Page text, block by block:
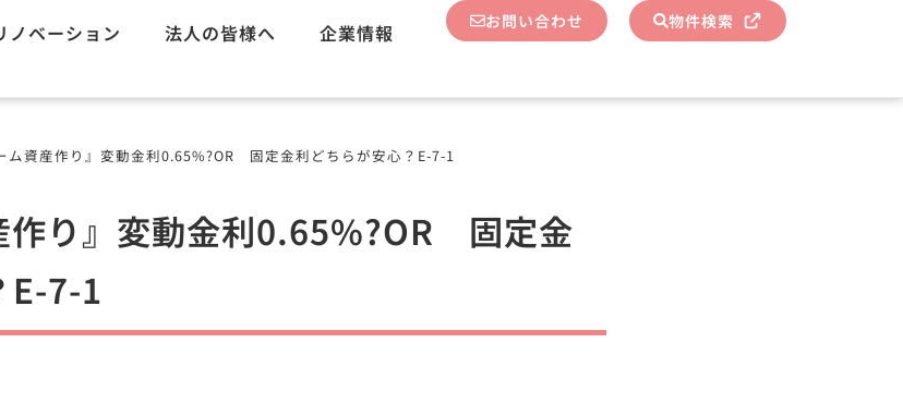
ノベーション 法人の皆様へ 企業情報 お問い合わせ 物件検索
ム資産作り』変動金利0.65%?OR 固定金利どちらが安心？E-7-1
作り』変動金利0.65%?OR 固定金
E-7-1